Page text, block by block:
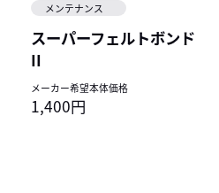
メンテナンス
スーパーフェルトボンド
II
メーカー希望本体価格
1,400円